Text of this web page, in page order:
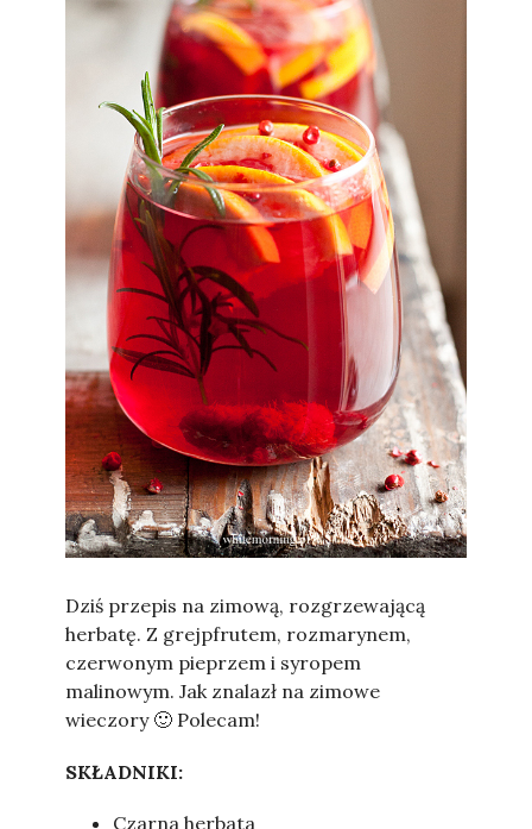
Sylwia
Dziś przepis na zimową, rozgrzewającą
herbatę. Z grejpfrutem, rozmarynem,
czerwonym pieprzem i syropem
malinowym. Jak znalazł na zimowe
wieczory 🙂 Polecam!
SKŁADNIKI:
Czarna herbata